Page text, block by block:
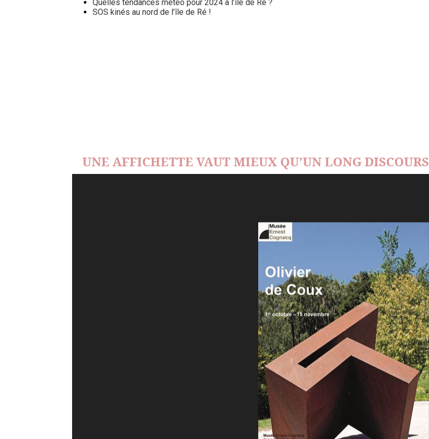
Quelles tendances météo pour 2024 à l’île de Ré ?
SOS kinés au nord de l’île de Ré !
UNE AFFICHETTE VAUT MIEUX QU’UN LONG DISCOURS